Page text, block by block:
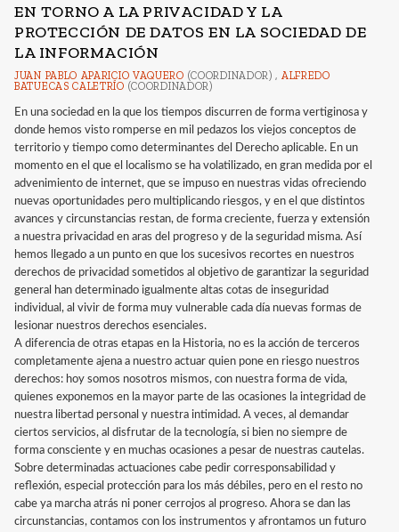
EN TORNO A LA PRIVACIDAD Y LA
PROTECCIÓN DE DATOS EN LA SOCIEDAD DE
LA INFORMACIÓN
JUAN PABLO APARICIO VAQUERO (COORDINADOR) , ALFREDO
BATUECAS CALETRÍO (COORDINADOR)
En una sociedad en la que los tiempos discurren de forma vertiginosa y
donde hemos visto romperse en mil pedazos los viejos conceptos de
territorio y tiempo como determinantes del Derecho aplicable. En un
momento en el que el localismo se ha volatilizado, en gran medida por el
advenimiento de internet, que se impuso en nuestras vidas ofreciendo
nuevas oportunidades pero multiplicando riesgos, y en el que distintos
avances y circunstancias restan, de forma creciente, fuerza y extensión
a nuestra privacidad en aras del progreso y de la seguridad misma. Así
hemos llegado a un punto en que los sucesivos recortes en nuestros
derechos de privacidad sometidos al objetivo de garantizar la seguridad
general han determinado igualmente altas cotas de inseguridad
individual, al vivir de forma muy vulnerable cada día nuevas formas de
lesionar nuestros derechos esenciales.
A diferencia de otras etapas en la Historia, no es la acción de terceros
completamente ajena a nuestro actuar quien pone en riesgo nuestros
derechos: hoy somos nosotros mismos, con nuestra forma de vida,
quienes exponemos en la mayor parte de las ocasiones la integridad de
nuestra libertad personal y nuestra intimidad. A veces, al demandar
ciertos servicios, al disfrutar de la tecnología, si bien no siempre de
forma consciente y en muchas ocasiones a pesar de nuestras cautelas.
Sobre determinadas actuaciones cabe pedir corresponsabilidad y
reflexión, especial protección para los más débiles, pero en el resto no
cabe ya marcha atrás ni poner cerrojos al progreso. Ahora se dan las
circunstancias, contamos con los instrumentos y afrontamos un futuro